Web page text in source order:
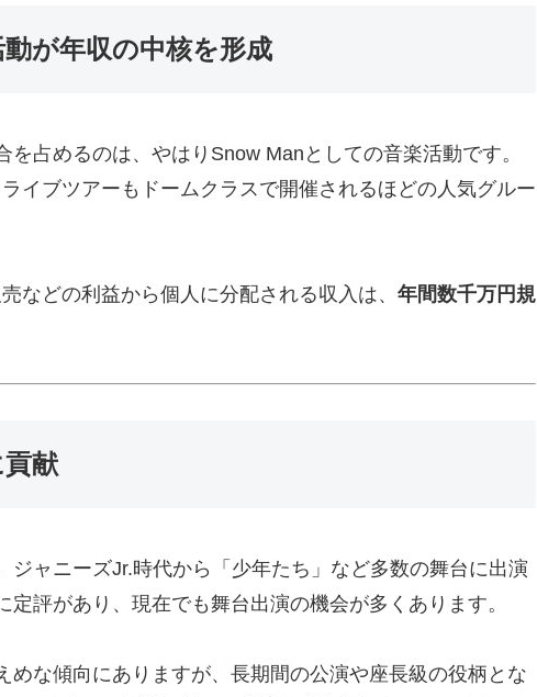
が年収の中核を形成
占めるのは、やはりSnow Manとしての音楽活動です。
イブツアーもドームクラスで開催されるほどの人気グルー
などの利益から個人に分配される収入は、 年間数千万円規
献
ジャニーズJr.時代から「少年たち」など多数の舞台に出演
評があり、現在でも舞台出演の機会が多くあります。
めな傾向にありますが、長期間の公演や座長級の役柄とな